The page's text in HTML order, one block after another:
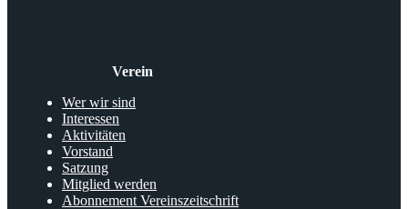
Verein
Wer wir sind
Interessen
Aktivitäten
Vorstand
Satzung
Mitglied werden
Abonnement Vereinszeitschrift